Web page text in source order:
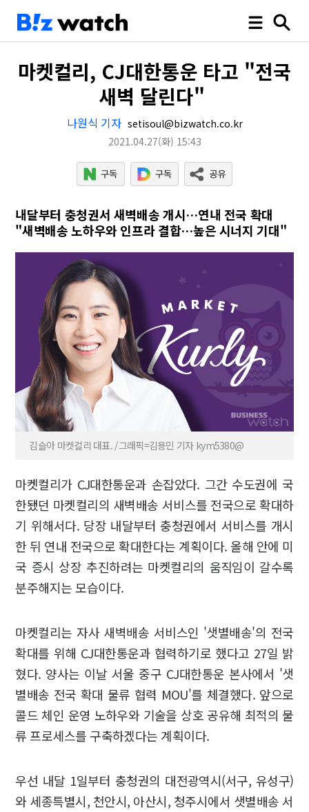
마켓컬리, CJ대한통운 타고 "전국
새벽 달린다"
나원식 기자 setisoul@bizwatch.co.kr
2021.04.27(화) 15:43
내달부터 충청권서 새벽배송 개시…연내 전국 확대
"새벽배송 노하우와 인프라 결합…높은 시너지 기대"
김슬아 마켓컬리 대표. /그래픽=김용민 기자 kym5380@
마켓컬리가 CJ대한통운과 손잡았다. 그간 수도권에 국
한됐던 마켓컬리의 새벽배송 서비스를 전국으로 확대하
기 위해서다. 당장 내달부터 충청권에서 서비스를 개시
한 뒤 연내 전국으로 확대한다는 계획이다. 올해 안에 미
국 증시 상장 추진하려는 마켓컬리의 움직임이 갈수록
분주해지는 모습이다.
마켓컬리는 자사 새벽배송 서비스인 '샛별배송'의 전국
확대를 위해 CJ대한통운과 협력하기로 했다고 27일 밝
혔다. 양사는 이날 서울 중구 CJ대한통운 본사에서 '샛
별배송 전국 확대 물류 협력 MOU'를 체결했다. 앞으로
콜드 체인 운영 노하우와 기술을 상호 공유해 최적의 물
류 프로세스를 구축하겠다는 계획이다.
우선 내달 1일부터 충청권의 대전광역시(서구, 유성구)
와 세종특별시, 천안시, 아산시, 청주시에서 샛별배송 서